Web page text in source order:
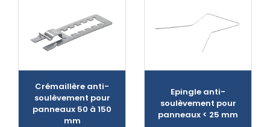
Crémaillère anti-
soulèvement pour
panneaux 50 à 150
mm
Epingle anti-
soulèvement pour
panneaux < 25 mm